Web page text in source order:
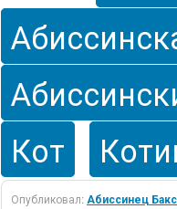
Кот
Опубликовал:Абиссинец Бакс